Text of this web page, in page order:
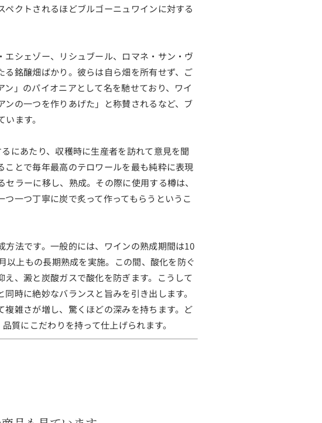
クトされるほどブルゴーニュワインに対する
シェゾー、リシュブール、ロマネ・サン・ヴ
銘醸畑ばかり。彼らは自ら畑を所有せず、ご
」のパイオニアとして名を馳せており、ワイ
の一つを作りあげた」と称賛されるなど、ブ
ます。
にあたり、収穫時に生産者を訪れて意見を聞
とで毎年最高のテロワールを最も純粋に表現
ラーに移し、熟成。その際に使用する樽は、
一つ丁寧に炭で炙って作ってもらうというこ
法です。一般的には、ワインの熟成期間は10
以上もの長期熟成を実施。この間、酸化を防ぐ
、澱と炭酸ガスで酸化を防ぎます。こうして
時に絶妙なバランスと旨みを引き出します。
雑さが増し、驚くほどの深みを持ちます。ど
質にこだわりを持って仕上げられます。